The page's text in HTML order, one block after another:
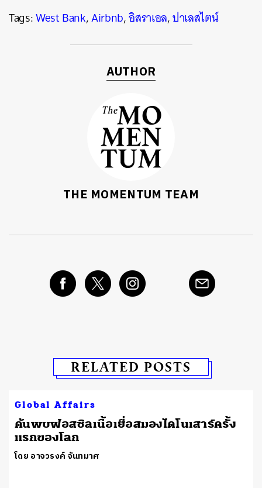
Tags:West Bank,Airbnb,อิสราเอล,ปาเลสไตน์
AUTHOR
THE MOMENTUM TEAM
RELATED POSTS
Global Affairs
ค้นพบฟอสซิลเนื้อเยื่อสมองไดโนเสาร์ครั้ง
แรกของโลก
โดย อาจวรงค์ จันทมาศ